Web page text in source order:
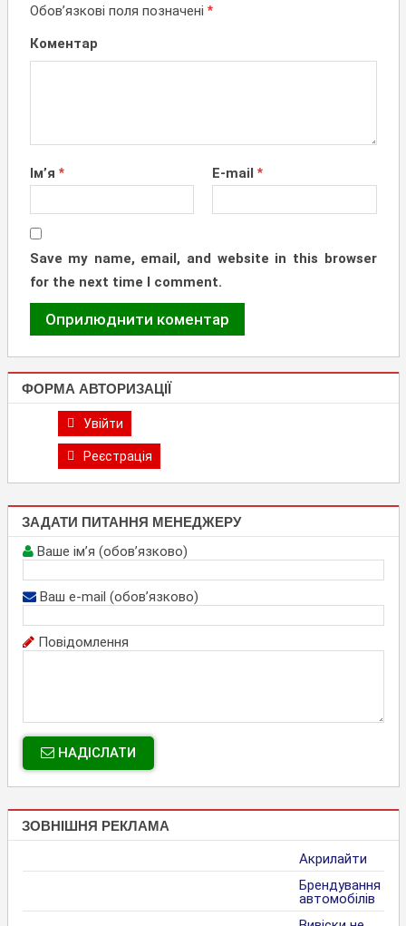
Обов’язкові поля позначені *
Коментар
Ім’я * E-mail *
Save my name, email, and website in this browser
for the next time I comment.
ФОРМА АВТОРИЗАЦІЇ
Увійти
Реєстрація
ЗАДАТИ ПИТАННЯ МЕНЕДЖЕРУ
Ваше ім’я (обов’язково)
Ваш e-mail (обов’язково)
Повідомлення
НАДІСЛАТИ
ЗОВНІШНЯ РЕКЛАМА
Акрилайти
Брендування
автомобілів